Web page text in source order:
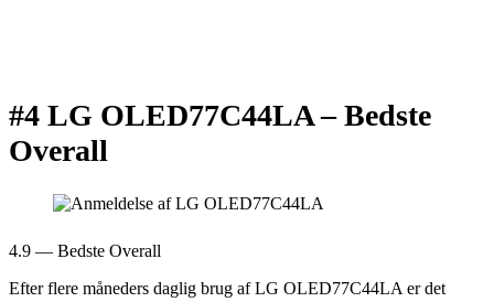
#4 LG OLED77C44LA –Bedste
Overall
4.9 — Bedste Overall
Efter flere måneders daglig brug af LG OLED77C44LA er det